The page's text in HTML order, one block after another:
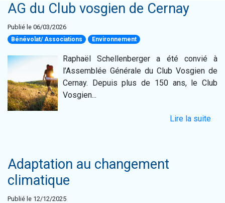
AG du Club vosgien de Cernay
Publié le 06/03/2026
Bénévolat/ Associations Environnement
Raphaël Schellenberger a été convié à
l’Assemblée Générale du Club Vosgien de
Cernay. Depuis plus de 150 ans, le Club
Vosgien...
Lire la suite
Adaptation au changement
climatique
Publié le 12/12/2025